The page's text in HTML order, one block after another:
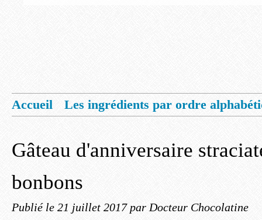
Accueil
Les ingrédients par ordre
Gâteau d'anniversaire
bonbons
Publié le 21 juillet 2017 par Docteur Chocolatine